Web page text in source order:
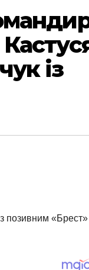
із
позивним «Брест»